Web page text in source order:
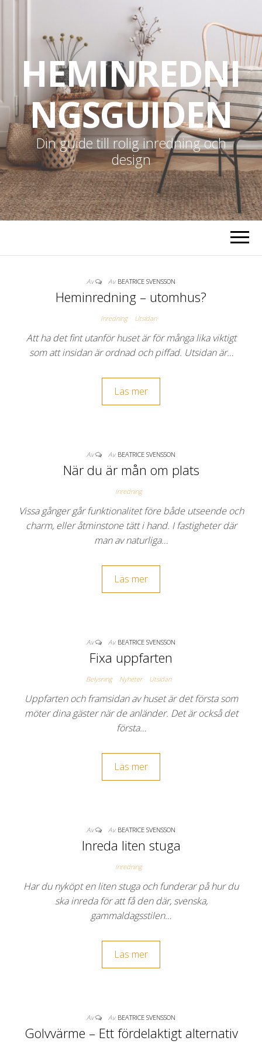
HEMINREDNI
NGSGUIDEN
Din guide till rolig inredning och
design
Av Av BEATRICE SVENSSON
Heminredning – utomhus?
Inredning Utsidan
Att ha det fint utanför huset är för många lika viktigt
som att insidan är ordnad och piffad. Utsidan är…
Läs mer
Av Av BEATRICE SVENSSON
När du är mån om plats
Inredning
Vissa gånger går funktionalitet före både utseende och
charm, eller åtminstone tätt i hand. I fastigheter där
man av naturliga…
Läs mer
Av Av BEATRICE SVENSSON
Fixa uppfarten
Belysning Nyheter Utsidan
Uppfarten och framsidan av huset är det första som
möter dina gäster när de anländer. Det är också det
första…
Läs mer
Av Av BEATRICE SVENSSON
Inreda liten stuga
Inredning
Har du nyköpt en liten stuga och funderar på hur du
ska inreda för att få den där, svenska,
gammaldagsstilen…
Läs mer
Av Av BEATRICE SVENSSON
Golvvärme – Ett fördelaktigt alternativ